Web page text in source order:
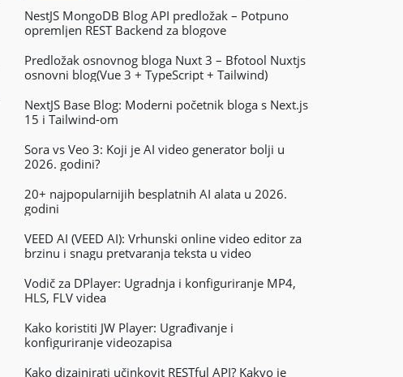
NestJS MongoDB Blog API predložak – Potpuno
opremljen REST Backend za blogove
Predložak osnovnog bloga Nuxt 3 – Bfotool Nuxtjs
osnovni blog(Vue 3 + TypeScript + Tailwind)
NextJS Base Blog: Moderni početnik bloga s Next.js
15 i Tailwind-om
Sora vs Veo 3: Koji je AI video generator bolji u
2026. godini?
20+ najpopularnijih besplatnih AI alata u 2026.
godini
VEED AI (VEED AI): Vrhunski online video editor za
brzinu i snagu pretvaranja teksta u video
Vodič za DPlayer: Ugradnja i konfiguriranje MP4,
HLS, FLV videa
Kako koristiti JW Player: Ugrađivanje i
konfiguriranje videozapisa
Kako dizajnirati učinkovit RESTful API? Kakvo je